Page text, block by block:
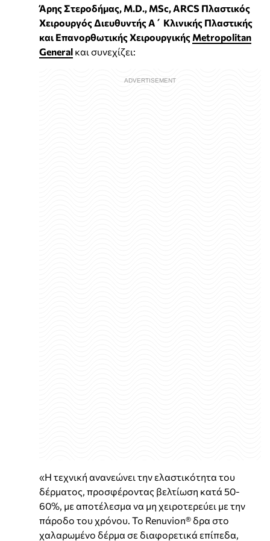
Άρης Στεροδήμας, M.D., MSc, ARCS Πλαστικός
Xειρουργός Διευθυντής Α΄ Κλινικής Πλαστικής
και Επανορθωτικής Χειρουργικής Metropolitan
General και συνεχίζει:
«Η τεχνική ανανεώνει την ελαστικότητα του
δέρματος, προσφέροντας βελτίωση κατά 50-
60%, με αποτέλεσμα να μη χειροτερεύει με την
πάροδο του χρόνου. Το Renuvion® δρα στο
χαλαρωμένο δέρμα σε διαφορετικά επίπεδα,